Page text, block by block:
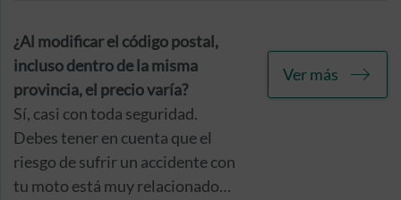
¿Al modificar el código postal,
incluso dentro de la misma
provincia, el precio varía?
Sí, casi con toda seguridad.
Debes tener en cuenta que el
riesgo de sufrir un accidente con
tu moto está muy relacionado
Ver más